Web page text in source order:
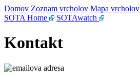
Domov Zoznam vrcholov Mapa vrcholov
SOTA Home
SOTAwatch
Kontakt